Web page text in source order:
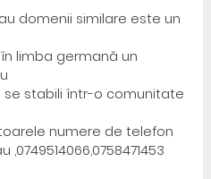
domenii similare este un
limba germană un
se stabili într-o comunitate
numere de telefon
,0749514066,0758471453